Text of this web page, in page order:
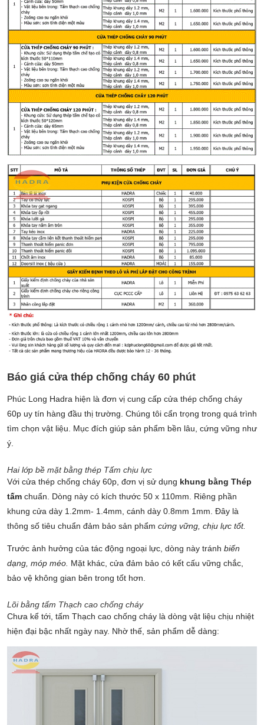
Báo giá cửa thép chống cháy 60 phút
Phúc Long Hadra hiện là đơn vị cung cấp cửa thép chống cháy
60p uy tín hàng đầu thị trường. Chúng tôi cẩn trọng trong quá trình
tìm chọn vật liệu. Mục đích giúp sản phẩm bền lâu, cứng vững như
ý.
Hai lớp bề mặt bằng thép Tấm chịu lực
Với cửa thép chống cháy 60p, đơn vị sử dụng khung bằng Thép
tấm chuẩn. Dòng này có kích thước 50 x 110mm. Riêng phần
khung cửa dày 1.2mm- 1.4mm, cánh dày 0.8mm 1mm. Đây là
thông số tiêu chuẩn đảm bảo sản phẩm cứng vững, chịu lực tốt.
Trước ảnh hưởng của tác động ngoại lực, dòng này tránh biến
dạng, móp méo. Mặt khác, cửa đảm bảo có kết cấu vững chắc,
bảo vệ không gian bên trong tốt hơn.
Lõi bằng tấm Thạch cao chống cháy
Chưa kể tới, tấm Thạch cao chống cháy là dòng vật liệu chịu nhiệt
hiện đại bậc nhất ngày nay. Nhờ thế, sản phẩm dễ dàng: